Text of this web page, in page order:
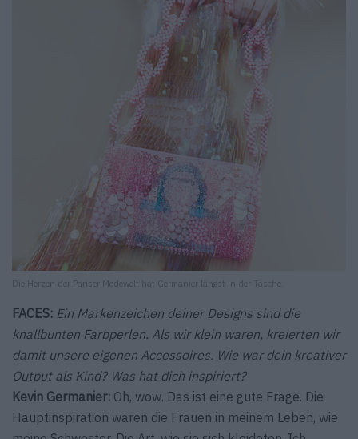
Die Herzen der Pariser Modewelt hat Germanier längst in der Tasche.
FACES: Ein Markenzeichen deiner Designs sind die
knallbunten Farbperlen. Als wir klein waren, kreierten wir
damit unsere eigenen Accessoires. Wie war dein kreativer
Output als Kind? Was hat dich inspiriert?
Kevin Germanier: Oh, wow. Das ist eine gute Frage. Die
Hauptinspiration waren die Frauen in meinem Leben, wie